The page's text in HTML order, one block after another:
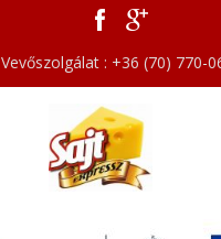
Vevőszolgálat : +36 (70) 770-